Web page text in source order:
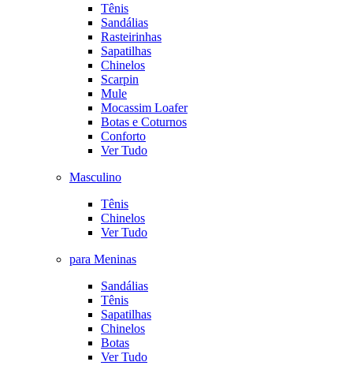
Tênis
Sandálias
Rasteirinhas
Sapatilhas
Chinelos
Scarpin
Mule
Mocassim Loafer
Botas e Coturnos
Conforto
Ver Tudo
Masculino
Tênis
Chinelos
Ver Tudo
para Meninas
Sandálias
Tênis
Sapatilhas
Chinelos
Botas
Ver Tudo